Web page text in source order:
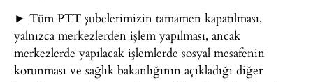
► Tüm PTT şubelerimizin tamamen kapatılması,
yalnızca merkezlerden işlem yapılması, ancak
merkezlerde yapılacak işlemlerde sosyal mesafenin
korunması ve sağlık bakanlığının açıkladığı diğer